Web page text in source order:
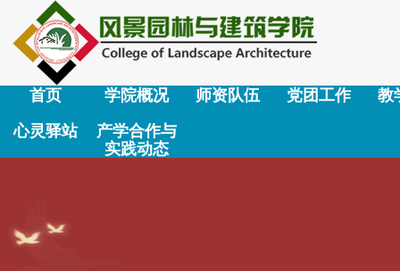
首页 学院概况 师资队伍 党团工作
教
心灵驿站
产学合作与
实践动态